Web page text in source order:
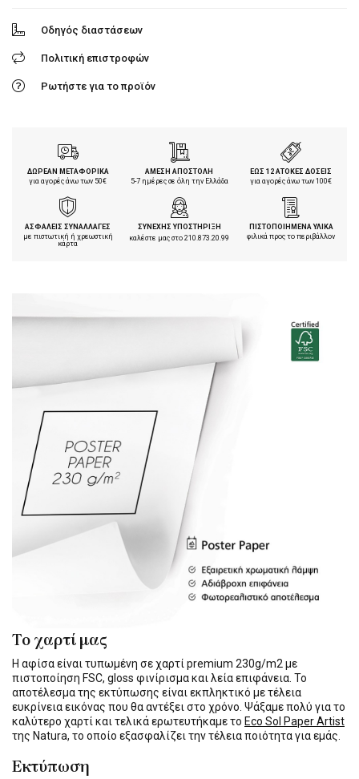
Οδηγός διαστάσεων
Πολιτική επιστροφών
Ρωτήστε για το προϊόν
ΔΩΡΕΑΝ ΜΕΤΑΦΟΡΙΚΑ
για αγορές άνω των 50€
ΑΜΕΣΗ ΑΠΟΣΤΟΛΗ
5-7 ημέρες σε όλη την Ελλάδα
ΕΩΣ 12 ΑΤΟΚΕΣ ΔΟΣΕΙΣ
για αγορές άνω των 100€
ΑΣΦΑΛΕΙΣ ΣΥΝΑΛΛΑΓΕΣ
με πιστωτική ή χρεωστική
κάρτα
ΣΥΝΕΧΗΣ ΥΠΟΣΤΗΡΙΞΗ
καλέστε μας στο210.873.20.99
ΠΙΣΤΟΠΟΙΗΜΕΝΑ ΥΛΙΚΑ
φιλικά προς το περιβάλλον
Το χαρτί μας
Η αφίσα είναι τυπωμένη σε χαρτί premium 230g/m2 με
πιστοποίηση FSC, gloss φινίρισμα και λεία επιφάνεια. Το
αποτέλεσμα της εκτύπωσης είναι εκπληκτικό με τέλεια
ευκρίνεια εικόνας που θα αντέξει στο χρόνο. Ψάξαμε πολύ για το
καλύτερο χαρτί και τελικά ερωτευτήκαμε το Eco Sol Paper Artist
της Natura, το οποίο εξασφαλίζει την τέλεια ποιότητα για εμάς.
Εκτύπωση